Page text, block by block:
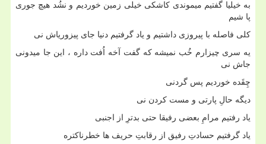
به خیلیا گفتیم میموندی کاشکی خیلی زمین خوردیم و نشُد هیچ جوری
پا شیم
کلی فاصله با پیروزی داشتیم و یاد گرفتیم دنیا جای پیزوریاش نی
یه سری چیزارم خُب نمیشه که گفت آخه اُفت داره ، این جا میدونی
جاش نی
چِقَده خوردیم پس گردنی
دیگه حالِ پارتی و مست کردن نی
یاد رفتیم مرامِ بعضی رفیقا حتی بدترِ از اجنبی
یاد گرفتیم حسادتِ رفیق از رقابتِ حریف ها خطرناکتره